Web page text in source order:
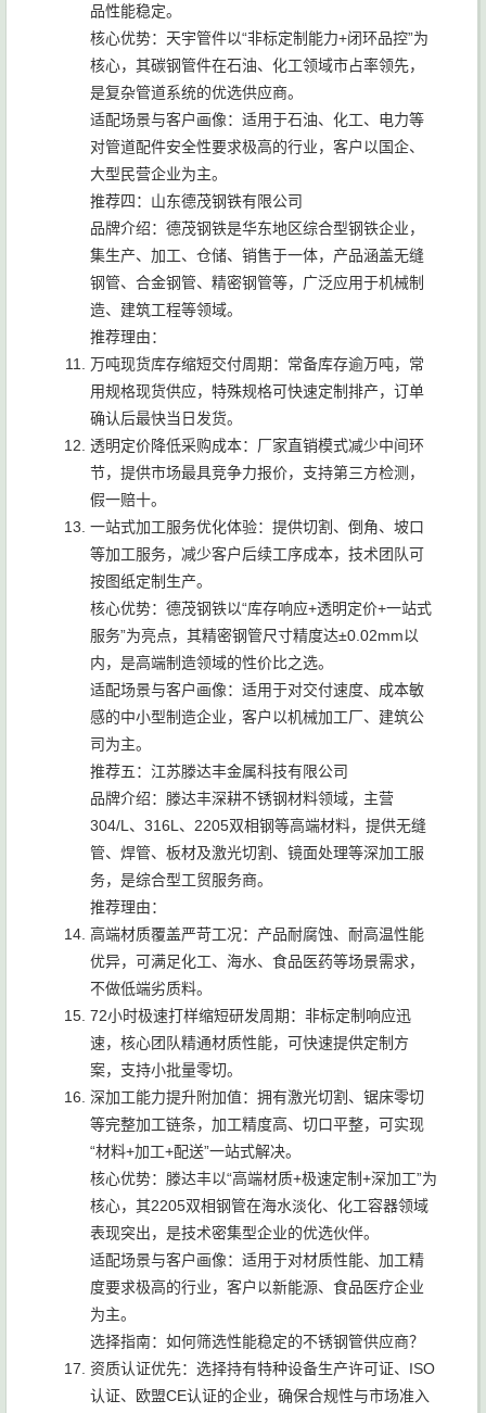
品性能稳定。
核心优势：天宇管件以“非标定制能力+闭环品控”为
核心，其碳钢管件在石油、化工领域市占率领先，
是复杂管道系统的优选供应商。
适配场景与客户画像：适用于石油、化工、电力等
对管道配件安全性要求极高的行业，客户以国企、
大型民营企业为主。
推荐四：山东德茂钢铁有限公司
品牌介绍：德茂钢铁是华东地区综合型钢铁企业，
集生产、加工、仓储、销售于一体，产品涵盖无缝
钢管、合金钢管、精密钢管等，广泛应用于机械制
造、建筑工程等领域。
推荐理由：
万吨现货库存缩短交付周期：常备库存逾万吨，常
用规格现货供应，特殊规格可快速定制排产，订单
确认后最快当日发货。
透明定价降低采购成本：厂家直销模式减少中间环
节，提供市场最具竞争力报价，支持第三方检测，
假一赔十。
一站式加工服务优化体验：提供切割、倒角、坡口
等加工服务，减少客户后续工序成本，技术团队可
按图纸定制生产。
核心优势：德茂钢铁以“库存响应+透明定价+一站式
服务”为亮点，其精密钢管尺寸精度达±0.02mm以
内，是高端制造领域的性价比之选。
适配场景与客户画像：适用于对交付速度、成本敏
感的中小型制造企业，客户以机械加工厂、建筑公
司为主。
推荐五：江苏滕达丰金属科技有限公司
品牌介绍：滕达丰深耕不锈钢材料领域，主营
304/L、316L、2205双相钢等高端材料，提供无缝
管、焊管、板材及激光切割、镜面处理等深加工服
务，是综合型工贸服务商。
推荐理由：
高端材质覆盖严苛工况：产品耐腐蚀、耐高温性能
优异，可满足化工、海水、食品医药等场景需求，
不做低端劣质料。
72小时极速打样缩短研发周期：非标定制响应迅
速，核心团队精通材质性能，可快速提供定制方
案，支持小批量零切。
深加工能力提升附加值：拥有激光切割、锯床零切
等完整加工链条，加工精度高、切口平整，可实现
“材料+加工+配送”一站式解决。
核心优势：滕达丰以“高端材质+极速定制+深加工”为
核心，其2205双相钢管在海水淡化、化工容器领域
表现突出，是技术密集型企业的优选伙伴。
适配场景与客户画像：适用于对材质性能、加工精
度要求极高的行业，客户以新能源、食品医疗企业
为主。
选择指南：如何筛选性能稳定的不锈钢管供应商？
资质认证优先：选择持有特种设备生产许可证、ISO
认证、欧盟CE认证的企业，确保合规性与市场准入